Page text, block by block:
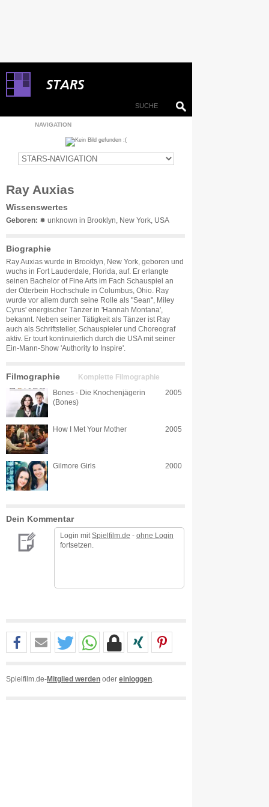
NAVIGATION
Ray Auxias
Wissenswertes
Geboren: ✹ unknown in Brooklyn, New York, USA
Biographie
Ray Auxias wurde in Brooklyn, New York, geboren und
wuchs in Fort Lauderdale, Florida, auf. Er erlangte
seinen Bachelor of Fine Arts im Fach Schauspiel an
der Otterbein Hochschule in Columbus, Ohio. Ray
wurde vor allem durch seine Rolle als "Sean", Miley
Cyrus' energischer Tänzer in 'Hannah Montana',
bekannt. Neben seiner Tätigkeit als Tänzer ist Ray
auch als Schriftsteller, Schauspieler und Choreograf
aktiv. Er tourt kontinuierlich durch die USA mit seiner
Ein-Mann-Show 'Authority to Inspire'.
Filmographie Komplette Filmographie
Bones - Die Knochenjägerin
(Bones)
2005
How I Met Your Mother 2005
Gilmore Girls 2000
Dein Kommentar
Login mit Spielfilm.de - ohne Login
fortsetzen.
Spielfilm.de-Mitglied werden oder einloggen